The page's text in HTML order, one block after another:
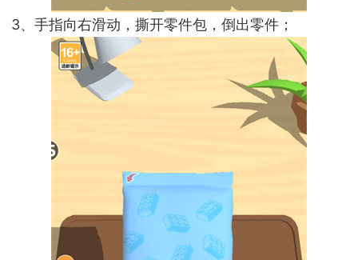
3、手指向右滑动，撕开零件包，倒出零件；